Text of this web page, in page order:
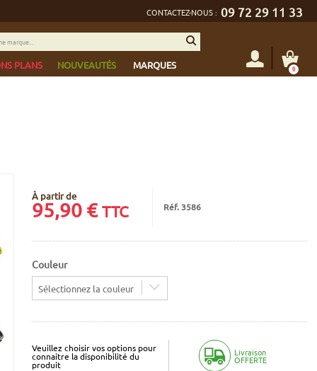
CONTACTEZ-NOUS : 09 72 29 11 33
PLANS NOUVEAUTÉS MARQUES 0
À partir de
95,90€ TTC Réf. 3586
Couleur
Sélectionnez la couleur
Veuillez choisir vos options pour
connaitre la disponibilité du
produit
Livraison
OFFERTE